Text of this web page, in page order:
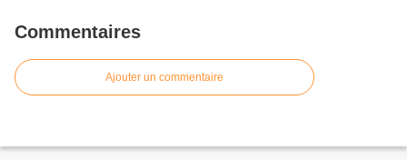
Commentaires
Ajouter un commentaire